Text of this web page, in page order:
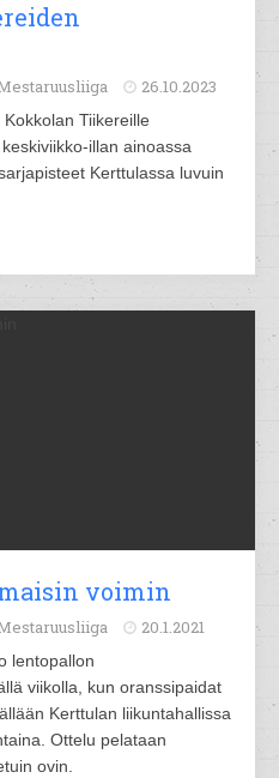
26.10.2023
Tiikereille
illan ainoassa
Kerttulassa luvuin
voimin
20.1.2021
lentopallon
viikolla, kun oranssipaidat
Kerttulan liikuntahallissa
Ottelu pelataan
ovin.